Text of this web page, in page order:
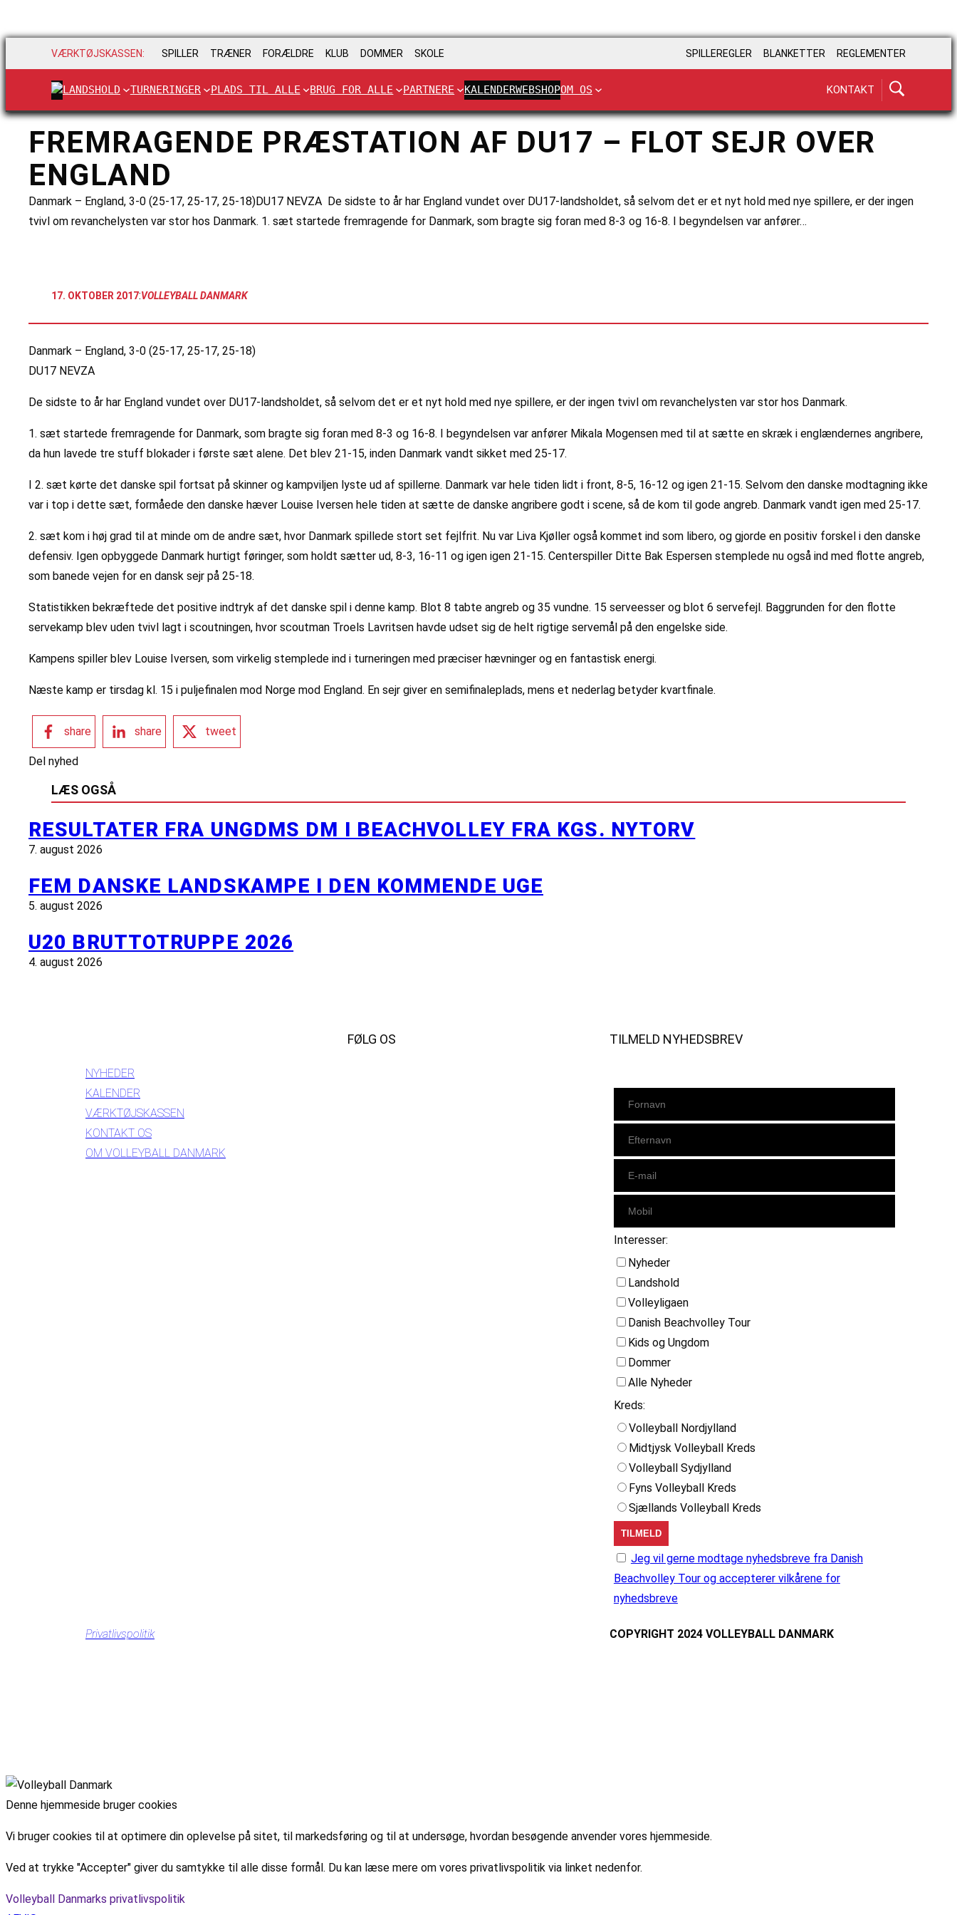
VÆRKTØJSKASSEN: SPILLER TRÆNER FORÆLDRE KLUB DOMMER SKOLE SPILLEREGLER BLANKETTER REGLEMENTER
LANDSHOLD TURNERINGER PLADS TIL ALLE BRUG FOR ALLE PARTNERE KALENDERWEBSHOPOM OS KONTAKT
FREMRAGENDE PRÆSTATION AF DU17 – FLOT SEJR OVER
ENGLAND
Danmark – England, 3-0 (25-17, 25-17, 25-18)DU17 NEVZA De sidste to år har England vundet over DU17-landsholdet, så selvom det er et nyt hold med nye spillere, er der ingen
tvivl om revanchelysten var stor hos Danmark. 1. sæt startede fremragende for Danmark, som bragte sig foran med 8-3 og 16-8. I begyndelsen var anfører…
17. OKTOBER 2017:VOLLEYBALL DANMARK
Danmark – England, 3-0 (25-17, 25-17, 25-18)
DU17 NEVZA
De sidste to år har England vundet over DU17-landsholdet, så selvom det er et nyt hold med nye spillere, er der ingen tvivl om revanchelysten var stor hos Danmark.
1. sæt startede fremragende for Danmark, som bragte sig foran med 8-3 og 16-8. I begyndelsen var anfører Mikala Mogensen med til at sætte en skræk i englændernes angribere,
da hun lavede tre stuff blokader i første sæt alene. Det blev 21-15, inden Danmark vandt sikket med 25-17.
I 2. sæt kørte det danske spil fortsat på skinner og kampviljen lyste ud af spillerne. Danmark var hele tiden lidt i front, 8-5, 16-12 og igen 21-15. Selvom den danske modtagning ikke
var i top i dette sæt, formåede den danske hæver Louise Iversen hele tiden at sætte de danske angribere godt i scene, så de kom til gode angreb. Danmark vandt igen med 25-17.
2. sæt kom i høj grad til at minde om de andre sæt, hvor Danmark spillede stort set fejlfrit. Nu var Liva Kjøller også kommet ind som libero, og gjorde en positiv forskel i den danske
defensiv. Igen opbyggede Danmark hurtigt føringer, som holdt sætter ud, 8-3, 16-11 og igen igen 21-15. Centerspiller Ditte Bak Espersen stemplede nu også ind med flotte angreb,
som banede vejen for en dansk sejr på 25-18.
Statistikken bekræftede det positive indtryk af det danske spil i denne kamp. Blot 8 tabte angreb og 35 vundne. 15 serveesser og blot 6 servefejl. Baggrunden for den flotte
servekamp blev uden tvivl lagt i scoutningen, hvor scoutman Troels Lavritsen havde udset sig de helt rigtige servemål på den engelske side.
Kampens spiller blev Louise Iversen, som virkelig stemplede ind i turneringen med præciser hævninger og en fantastisk energi.
Næste kamp er tirsdag kl. 15 i puljefinalen mod Norge mod England. En sejr giver en semifinaleplads, mens et nederlag betyder kvartfinale.
share share tweet
Del nyhed
LÆS OGSÅ
RESULTATER FRA UNGDMS DM I BEACHVOLLEY FRA KGS. NYTORV
7. august 2026
FEM DANSKE LANDSKAMPE I DEN KOMMENDE UGE
5. august 2026
U20 BRUTTOTRUPPE 2026
4. august 2026
NYHEDER
KALENDER
VÆRKTØJSKASSEN
KONTAKT OS
OM VOLLEYBALL DANMARK
FØLG OS TILMELD NYHEDSBREV
Interesser:
Nyheder
Landshold
Volleyligaen
Danish Beachvolley Tour
Kids og Ungdom
Dommer
Alle Nyheder
Kreds:
Volleyball Nordjylland
Midtjysk Volleyball Kreds
Volleyball Sydjylland
Fyns Volleyball Kreds
Sjællands Volleyball Kreds
Jeg vil gerne modtage nyhedsbreve fra Danish
Beachvolley Tour og accepterer vilkårene for
nyhedsbreve
Privatlivspolitik COPYRIGHT 2024 VOLLEYBALL DANMARK
Denne hjemmeside bruger cookies
Vi bruger cookies til at optimere din oplevelse på sitet, til markedsføring og til at undersøge, hvordan besøgende anvender vores hjemmeside.
Ved at trykke "Accepter" giver du samtykke til alle disse formål. Du kan læse mere om vores privatlivspolitik via linket nedenfor.
Volleyball Danmarks privatlivspolitik